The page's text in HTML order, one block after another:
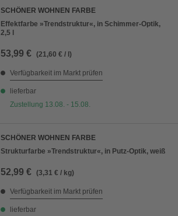
SCHÖNER WOHNEN FARBE
Effektfarbe »Trendstruktur«, in Schimmer-Optik,
2,5 l
53,99 € (21,60 € / l)
Verfügbarkeit im Markt prüfen
lieferbar
Zustellung 13.08. - 15.08.
SCHÖNER WOHNEN FARBE
Strukturfarbe »Trendstruktur«, in Putz-Optik, weiß
52,99 € (3,31 € / kg)
Verfügbarkeit im Markt prüfen
lieferbar